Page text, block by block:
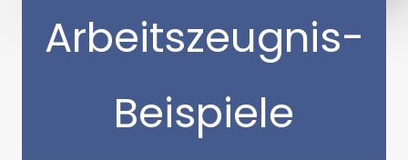
Arbeitszeugnis-
Beispiele